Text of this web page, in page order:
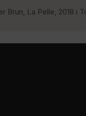
Brun, La Pelle, 2018 i